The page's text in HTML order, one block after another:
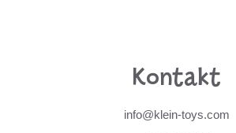
Kontakt
info@klein-toys.com